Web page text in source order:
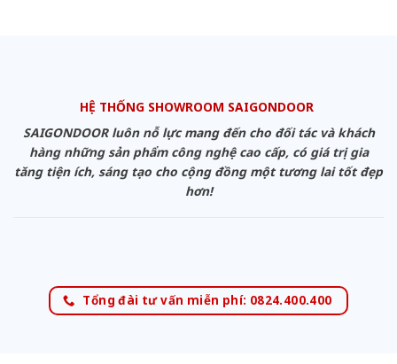
HỆ THỐNG SHOWROOM SAIGONDOOR
SAIGONDOOR luôn nỗ lực mang đến cho đối tác và khách
hàng những sản phẩm công nghệ cao cấp, có giá trị gia
tăng tiện ích, sáng tạo cho cộng đồng một tương lai tốt đẹp
hơn!
Tổng đài tư vấn miễn phí: 0824.400.400